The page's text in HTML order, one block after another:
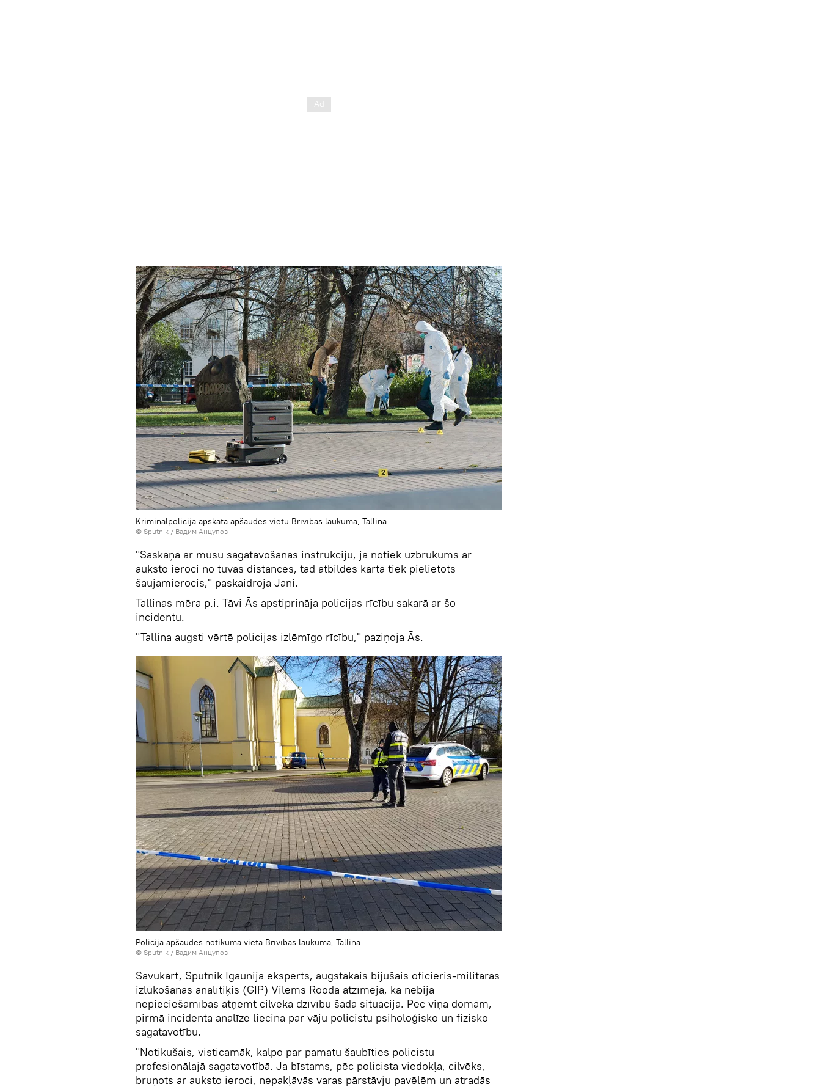
Kriminālpolicija apskata apšaudes vietu Brīvības laukumā, Tallinā
© Sputnik / Вадим Анцупов
"Saskaņā ar mūsu sagatavošanas instrukciju, ja notiek uzbrukums ar
auksto ieroci no tuvas distances, tad atbildes kārtā tiek pielietots
šaujamierocis," paskaidroja Jani.
Tallinas mēra p.i. Tāvi Ās apstiprināja policijas rīcību sakarā ar šo
incidentu.
"Tallina augsti vērtē policijas izlēmīgo rīcību," paziņoja Ās.
Policija apšaudes notikuma vietā Brīvības laukumā, Tallinā
© Sputnik / Вадим Анцупов
Savukārt, Sputnik Igaunija eksperts, augstākais bijušais oficieris-militārās
izlūkošanas analītiķis (GIP) Vilems Rooda atzīmēja, ka nebija
nepieciešamības atņemt cilvēka dzīvību šādā situācijā. Pēc viņa domām,
pirmā incidenta analīze liecina par vāju policistu psiholoģisko un fizisko
sagatavotību.
"Notikušais, visticamāk, kalpo par pamatu šaubīties policistu
profesionālajā sagatavotībā. Ja bīstams, pēc policista viedokļa, cilvēks,
bruņots ar auksto ieroci, nepakļāvās varas pārstāvju pavēlēm un atradās